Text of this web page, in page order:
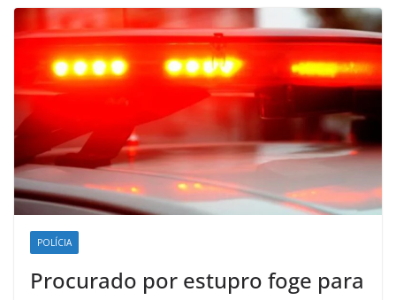
POLÍCIA
Procurado por estupro foge para